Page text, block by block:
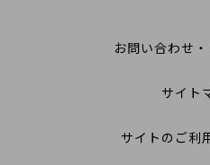
お問い合わせ
サイト
サイトのご利